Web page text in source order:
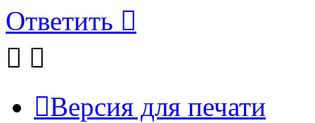
Ответить
Версия для печати